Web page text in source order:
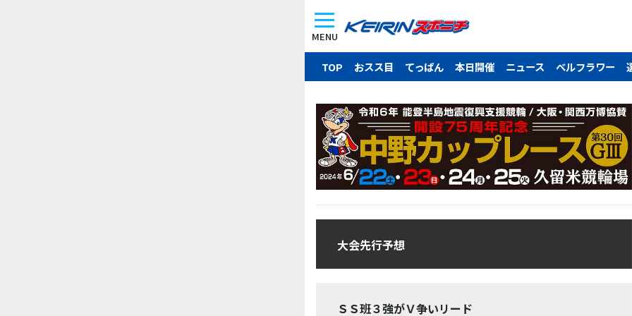
MENU
TOP おスス目 てっぱん 本日開催 ニュース ベルフラワー
大会先行予想
ＳＳ班３強がＶ争いリード